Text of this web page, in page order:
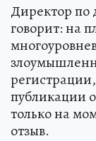
Директор по
говорит: на
публикации
только на
отзыв.